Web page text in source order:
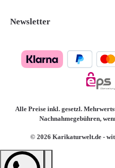
Newsletter
© 2026 Karikaturwelt.de -
Alle Preise inkl. gesetzl.
Nachnahmegebühren,